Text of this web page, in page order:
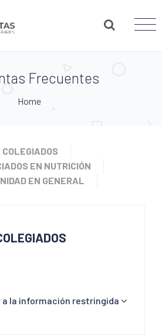
Frecuentes
Home
COLEGIADOS
EN NUTRICIÓN
EN GENERAL
a la información restringida